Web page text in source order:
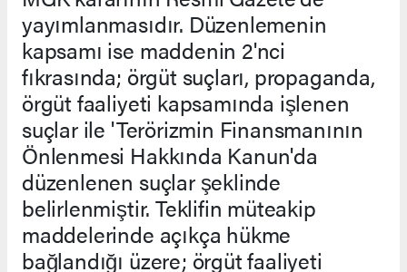
yayımlanmasıdır. Düzenlemenin
kapsamı ise maddenin 2'nci
fıkrasında; örgüt suçları, propaganda,
örgüt faaliyeti kapsamında işlenen
suçlar ile 'Terörizmin Finansmanının
Önlenmesi Hakkında Kanun'da
düzenlenen suçlar şeklinde
belirlenmiştir. Teklifin müteakip
maddelerinde açıkça hükme
bağlandığı üzere; örgüt faaliyeti